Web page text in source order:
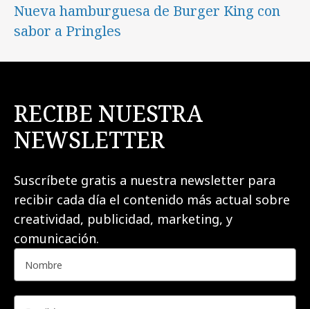
Nueva hamburguesa de Burger King con
sabor a Pringles
RECIBE NUESTRA
NEWSLETTER
Suscríbete gratis a nuestra newsletter para
recibir cada día el contenido más actual sobre
creatividad, publicidad, marketing, y
comunicación.